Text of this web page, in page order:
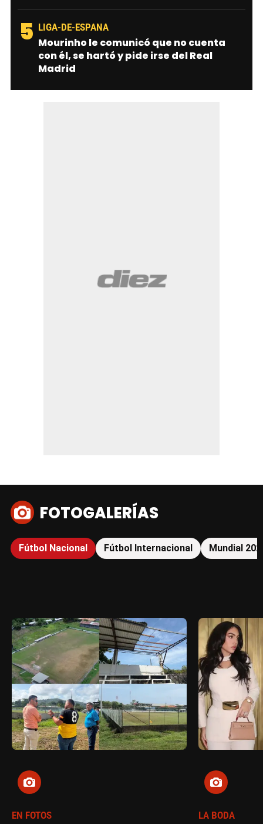
5 LIGA-DE-ESPANA
Mourinho le comunicó que no cuenta
con él, se hartó y pide irse del Real
Madrid
FOTOGALERÍAS
Fútbol Nacional Fútbol Internacional Mundial
EN FOTOS LA BODA